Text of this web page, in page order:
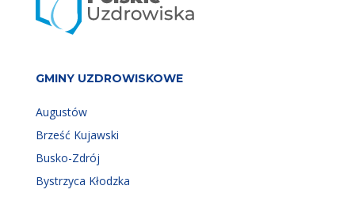
GMINY UZDROWISKOWE
Augustów
Brześć Kujawski
Busko-Zdrój
Bystrzyca Kłodzka